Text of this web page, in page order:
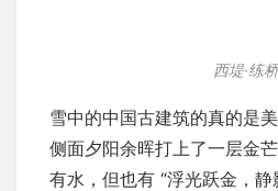
西堤·练桥
雪中的中国古建筑的真的是
侧面夕阳余晖打上了一层金
有水，但也有 “浮光跃金，静